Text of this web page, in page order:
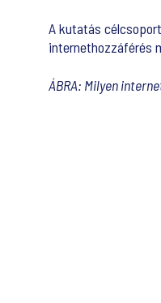
A kutatás
internethozzáférés
ÁBRA: Milyen